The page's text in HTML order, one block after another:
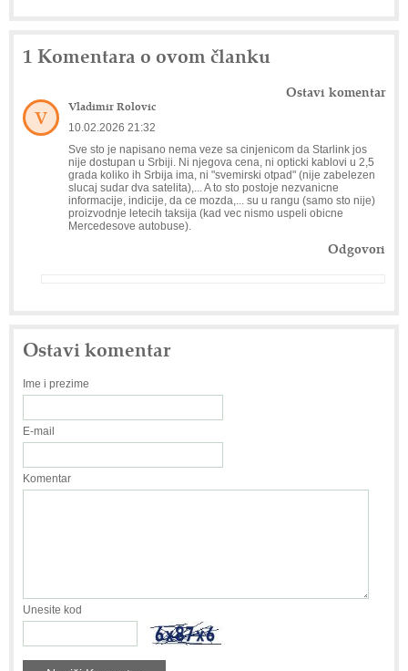
1 Komentara o ovom članku
Ostavi komentar
V Vladimir Rolovic
10.02.2026 21:32
Sve sto je napisano nema veze sa cinjenicom da Starlink jos
nije dostupan u Srbiji. Ni njegova cena, ni opticki kablovi u 2,5
grada koliko ih Srbija ima, ni "svemirski otpad" (nije zabelezen
slucaj sudar dva satelita),... A to sto postoje nezvanicne
informacije, indicije, da ce mozda,... su u rangu (samo sto nije)
proizvodnje letecih taksija (kad vec nismo uspeli obicne
Mercedesove autobuse).
Odgovori
Ostavi komentar
Ime i prezime
E-mail
Komentar
Unesite kod